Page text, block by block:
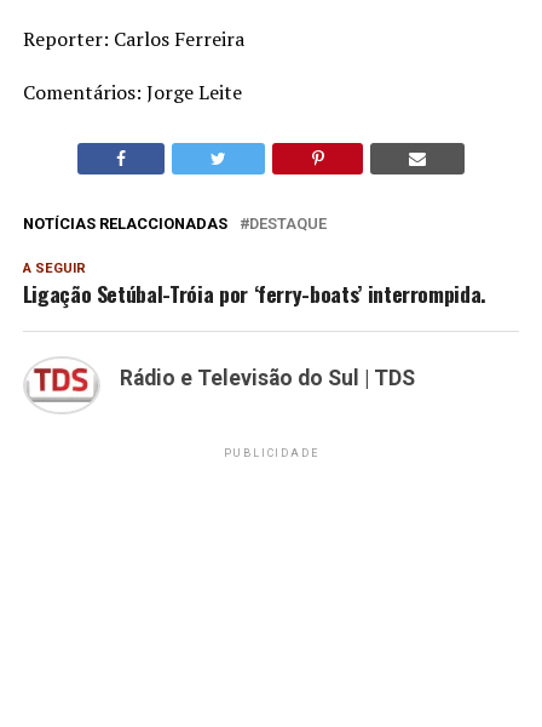
Reporter: Carlos Ferreira
Comentários: Jorge Leite
NOTÍCIAS RELACCIONADAS DESTAQUE
A SEGUIR
Ligação Setúbal-Tróia por ‘ferry-boats’ interrompida.
Rádio e Televisão do Sul | TDS
PUBLICIDADE